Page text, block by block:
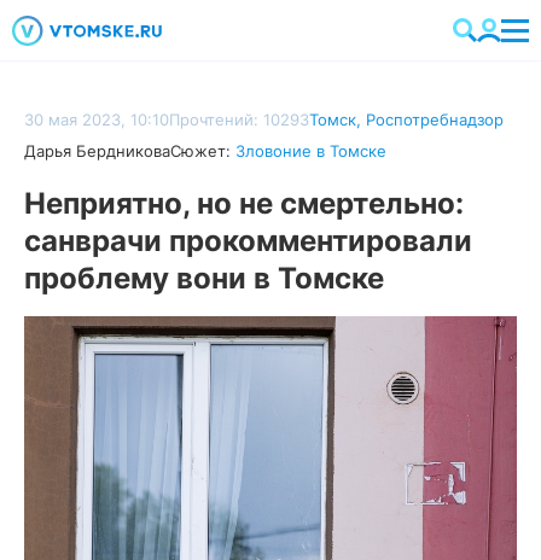
30 мая 2023, 10:10Прочтений: 10293Томск, Роспотребнадзор
Дарья БердниковаСюжет: Зловоние в Томске
Неприятно, но не смертельно:
санврачи прокомментировали
проблему вони в Томске